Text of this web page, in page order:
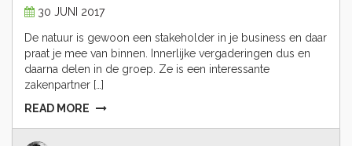
30 JUNI 2017
De natuur is gewoon een stakeholder in je business en daar
praat je mee van binnen. Innerlijke vergaderingen dus en
daarna delen in de groep. Ze is een interessante
zakenpartner […]
READ MORE